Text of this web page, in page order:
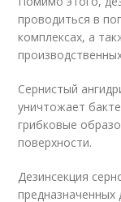
проводиться в
комплексах, а
Сернистый
уничтожает
грибковые
поверхности.
Дезинсекция